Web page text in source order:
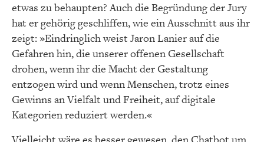
etwas zu behaupten? Auch die Begründung der Jury
hat er gehörig geschliffen, wie ein Ausschnitt aus ihr
zeigt: »Eindringlich weist Jaron Lanier auf die
Gefahren hin, die unserer offenen Gesellschaft
drohen, wenn ihr die Macht der Gestaltung
entzogen wird und wenn Menschen, trotz eines
Gewinns an Vielfalt und Freiheit, auf digitale
Kategorien reduziert werden.«